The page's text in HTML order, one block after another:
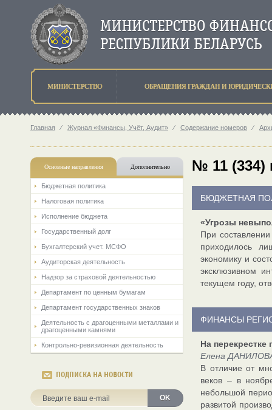
МИНИСТЕРСТВО ОБРАЩЕНИЯ ГРАЖДАН И
Главная ⁄ Журнал «Финансы, Учёт, Аудит» ⁄ Содержание номеров ⁄
Основные направления Дополнительно
Бюджетная политика
Налоговая политика
Исполнение бюджета
Государственный долг
Бухгалтерский учет. МСФО
Аудиторская деятельность
Надзор за страховой деятельностью
Департамент по ценным бумагам
Департамент государственных знаков
Деятельность с драгоценными металлами и
драгоценными камнями
Контрольно-ревизионная деятельность
ПОДПИСКА НА НОВОСТИ
OK
№ 11 (334)
БЮДЖЕТНАЯ
«Угрозы
При
приходилось
экономику и
эксклюзивном
текущем году,
ФИНАНСЫ
На перекрестке
Елена ДАНИЛОВА,
В отличие от
веков – в
небольшой
развитой